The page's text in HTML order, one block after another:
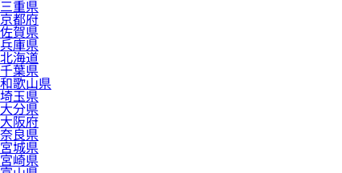
三重県
京都府
佐賀県
兵庫県
北海道
千葉県
和歌山県
埼玉県
大分県
大阪府
奈良県
宮城県
宮崎県